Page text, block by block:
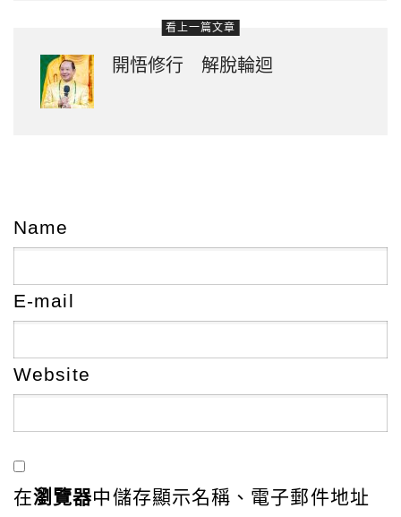
看上一篇文章
開悟修行 解脫輪迴
Name
E-mail
Website
在瀏覽器中儲存顯示名稱、電子郵件地址